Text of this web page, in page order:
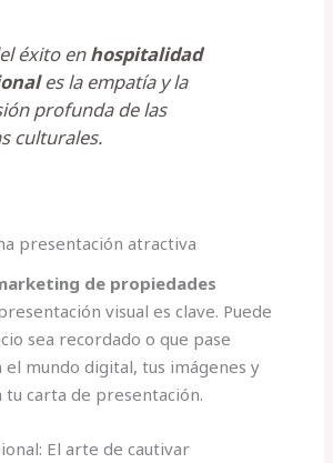
éxito enhospitalidad
es la empatía y la
profunda de las
culturales.
presentación atractiva
de propiedades
visual es clave. Puede
sea recordado o que pase
el mundo digital, tus imágenes y
tu carta de presentación.
El arte de cautivar